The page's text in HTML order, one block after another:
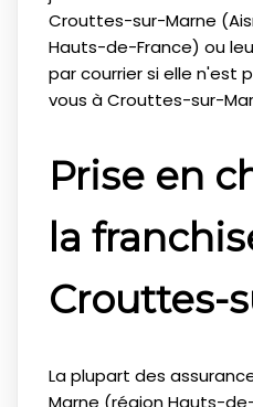
Crouttes-sur-Marne
Hauts-de-France) ou
par courrier si elle n'est
vous à Crouttes-sur-
Prise en
la
Crouttes-
La plupart des
Marne (région Hauts-